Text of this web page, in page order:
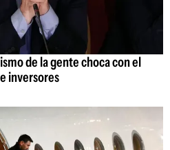
de la gente choca con el
inversores